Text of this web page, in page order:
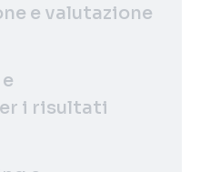
e valutazione
i risultati